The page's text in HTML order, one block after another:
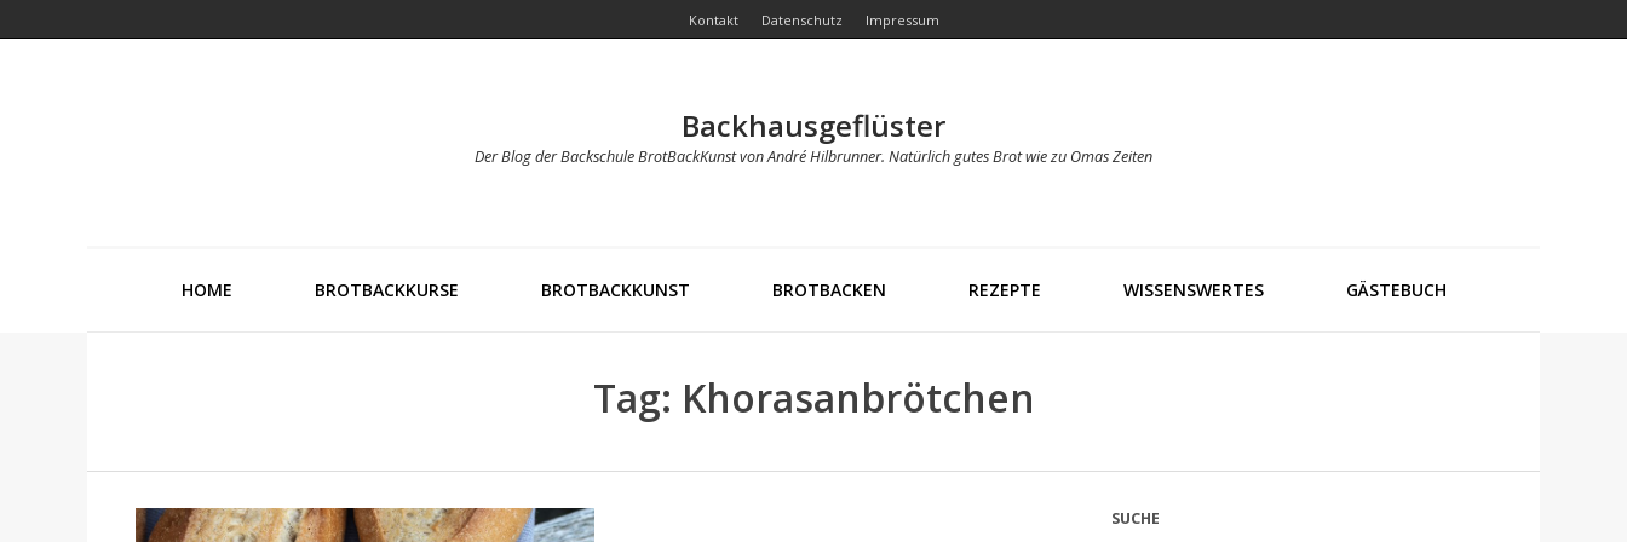
Kontakt Datenschutz Impressum
Backhausgeflüster
Der Blog der Backschule BrotBackKunst von André Hilbrunner. Natürlich gutes Brot wie zu Omas Zeiten
HOME BROTBACKKURSE BROTBACKKUNST BROTBACKEN REZEPTE WISSENSWERTES GÄSTEBUCH
Tag: Khorasanbrötchen
SUCHE